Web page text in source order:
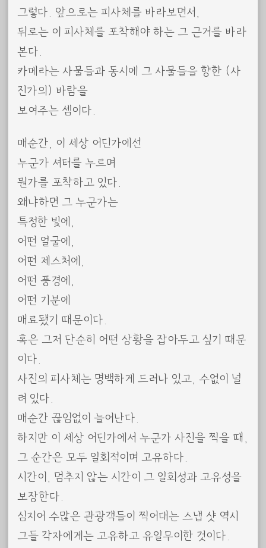
그렇다. 앞으로는 피사체를 바라보면서,
뒤로는 이 피사체를 포착해야 하는 그 근거를 바라
본다.
카메라는 사물들과 동시에 그 사물들을 향한 (사
진가의) 바람을
보여주는 셈이다.
매순간, 이 세상 어딘가에선
누군가 셔터를 누르며
뭔가를 포착하고 있다.
왜냐하면 그 누군가는
특정한 빛에,
어떤 얼굴에,
어떤 제스처에,
어떤 풍경에,
어떤 기분에
매료됐기 때문이다.
혹은 그저 단순히 어떤 상황을 잡아두고 싶기 때문
이다.
사진의 피사체는 명백하게 드러나 있고, 수없이 널
려 있다.
매순간 끊임없이 늘어난다.
하지만 이 세상 어딘가에서 누군가 사진을 찍을 때,
그 순간은 모두 일회적이며 고유하다.
시간이, 멈추지 않는 시간이 그 일회성과 고유성을
보장한다.
심지어 수많은 관광객들이 찍어대는 스냅 샷 역시
그들 각자에게는 고유하고 유일무이한 것이다.